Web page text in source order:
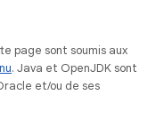
page sont soumis aux
. Java et OpenJDK sont
et/ou de ses